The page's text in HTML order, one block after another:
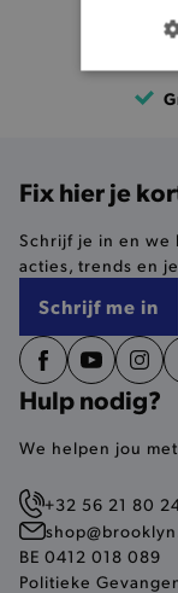
Fix hier je
Schrijf je in en we
acties, trends en
Schrijf me in
Hulp nodig?
We helpen jou
+32 56 21 80
BE 0412 018 089
Politieke
Basis
De strikt
niet jouw
Naam